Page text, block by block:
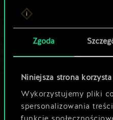
Zgoda
Niniejsza strona
Wykorzystujemy pliki
spersonalizowania
Lubisz
Pomóż